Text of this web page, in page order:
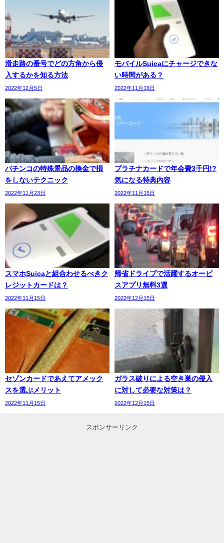
滑走路の番号でどの方角から侵
入するかを知る方法
2022年12月5日
モバイルSuicaにチャージできな
い時間がある？
2022年11月16日
パチンコの特殊景品の換金で損
をしないテクニック
2022年11月23日
プラチナカードで年会費3千円!?
気になる特典内容
2022年11月15日
スマホSuicaと組合わせるべきク
レジットカードは？
2022年11月15日
帰省ドライブで活躍するオービ
スアプリ無料3選
2022年12月15日
セゾンカードであえてアメック
スを選ぶメリット
2022年11月15日
ガラス破りによる空き巣の侵入
に対して必要な対策は？
2022年12月15日
スポンサーリンク